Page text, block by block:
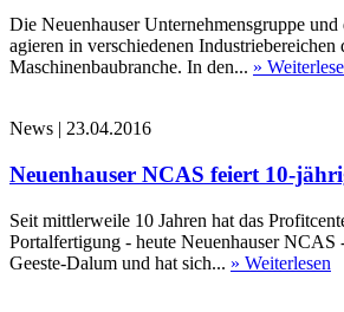
Die Neuenhauser Unternehmensgruppe
agieren in verschiedenen Industriebereichen
Maschinenbaubranche. In den... »
News 23.04.2016
Neuenhauser NCAS feiert 10-
Seit mittlerweile 10 Jahren hat das
Portalfertigung - heute Neuenhauser NCAS
Geeste-Dalum und hat sich... » Weiterlesen